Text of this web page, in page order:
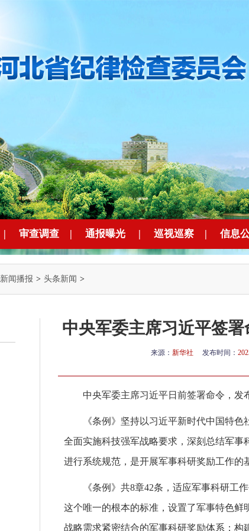
| 审查调查 | 通报曝光 | 巡视巡察 | 信息
新闻播报 > 头条新闻 >
中央军委主席习近平签署
来源： 新华社 发布时间：
中央军委主席习近平日前签署命令，发
《条例》坚持以习近平新时代中国特
全面实施科技强军战略要求，深刻总结军
进行系统规范，是开展军事科研奖励工作的
《条例》共8章42条，适应军事科研工
这个唯一的根本的标准，设置了军事特色
战略需求紧密结合的军事科研奖励体系；